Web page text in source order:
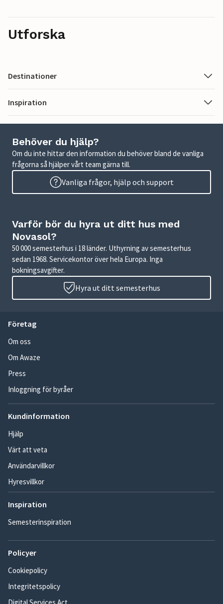
Utforska
Destinationer
Inspiration
Behöver du hjälp?
Om du inte hittar den information du behöver bland de vanliga
frågorna så hjälper vårt team gärna till.
Vanliga frågor, hjälp och support
Varför bör du hyra ut ditt hus med
Novasol?
50 000 semesterhus i 18 länder. Uthyrning av semesterhus
sedan 1968. Servicekontor över hela Europa. Inga
bokningsavgifter.
Hyra ut ditt semesterhus
Företag
Om oss
Om Awaze
Press
Inloggning för byråer
Kundinformation
Hjälp
Värt att veta
Användarvillkor
Hyresvillkor
Inspiration
Semesterinspiration
Policyer
Cookiepolicy
Integritetspolicy